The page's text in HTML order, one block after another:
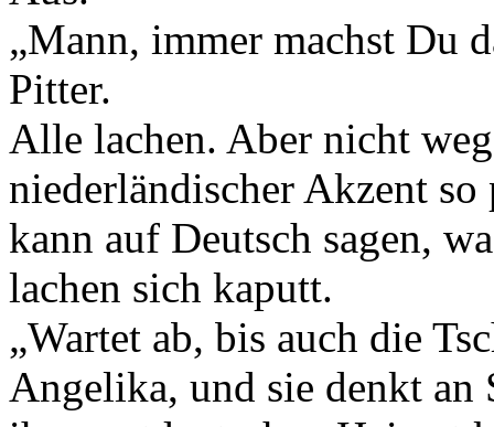
„Mann, immer machst Du
Pitter.
Alle lachen. Aber nicht
niederländischer Akzent
kann auf Deutsch sagen,
lachen sich kaputt.
„Wartet ab, bis auch die
Angelika, und sie denkt an